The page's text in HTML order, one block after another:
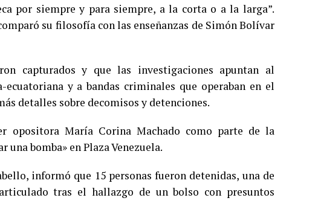
por siempre y para siempre, a la corta o a la larga”.
su filosofía con las enseñanzas de Simón Bolívar
capturados y que las investigaciones apuntan al
y a bandas criminales que operaban en el
detalles sobre decomisos y detenciones.
opositora María Corina Machado como parte de la
bomba» en Plaza Venezuela.
informó que 15 personas fueron detenidas, una de
tras el hallazgo de un bolso con presuntos